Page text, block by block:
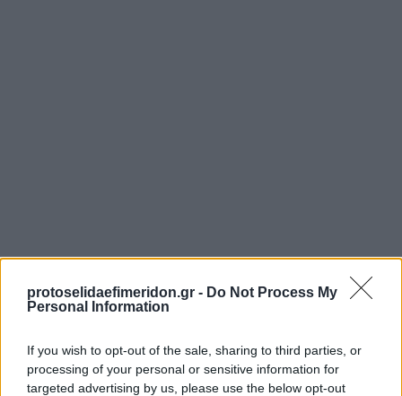
protoselidaefimeridon.gr - Do Not Process My
Personal Information
If you wish to opt-out of the sale, sharing to third parties, or
processing of your personal or sensitive information for
targeted advertising by us, please use the below opt-out